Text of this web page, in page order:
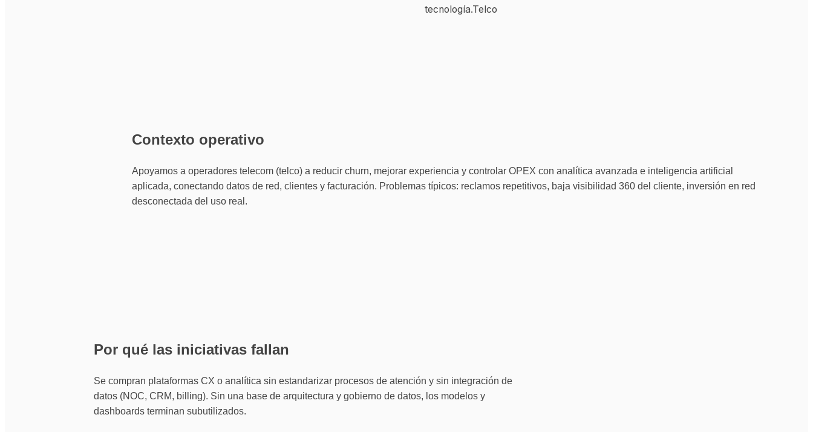
tecnología.Telco
Contexto operativo
Apoyamos a operadores telecom (telco) a reducir churn, mejorar experiencia y controlar OPEX con analítica avanzada e inteligencia artificial
aplicada, conectando datos de red, clientes y facturación. Problemas típicos: reclamos repetitivos, baja visibilidad 360 del cliente, inversión en red
desconectada del uso real.
Por qué las iniciativas fallan
Se compran plataformas CX o analítica sin estandarizar procesos de atención y sin integración de
datos (NOC, CRM, billing). Sin una base de arquitectura y gobierno de datos, los modelos y
dashboards terminan subutilizados.